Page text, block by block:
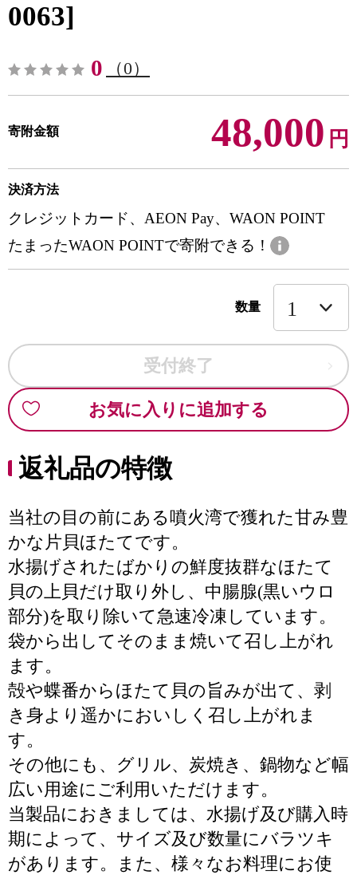
0063]
0 （0）
寄附金額 48,000 円
決済方法
クレジットカード、AEON Pay、WAON POINT
たまったWAON POINTで寄附できる！
数量
受付終了
お気に入りに追加する
返礼品の特徴
当社の目の前にある噴火湾で獲れた甘み豊
かな片貝ほたてです。
水揚げされたばかりの鮮度抜群なほたて
貝の上貝だけ取り外し、中腸腺(黒いウロ
部分)を取り除いて急速冷凍しています。
袋から出してそのまま焼いて召し上がれ
ます。
殻や蝶番からほたて貝の旨みが出て、剥
き身より遥かにおいしく召し上がれま
す。
その他にも、グリル、炭焼き、鍋物など幅
広い用途にご利用いただけます。
当製品におきましては、水揚げ及び購入時
期によって、サイズ及び数量にバラツキ
があります。また、様々なお料理にお使